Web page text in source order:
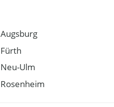
Augsburg
Fürth
Neu-Ulm
Rosenheim